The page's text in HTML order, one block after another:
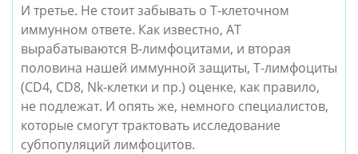
И третье. Не стоит забывать о Т-клеточном
иммунном ответе. Как известно, АТ
вырабатываются В-лимфоцитами, и вторая
половина нашей иммунной защиты, Т-лимфоциты
(CD4, CD8, Nk-клетки и пр.) оценке, как правило,
не подлежат. И опять же, немного специалистов,
которые смогут трактовать исследование
субпопуляций лимфоцитов.